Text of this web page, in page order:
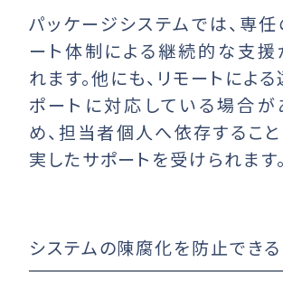
パッケージシステムでは、専
ート体制による継続的な支援
れます。他にも、リモートによ
ポートに対応している場合が
め、担当者個人へ依存するこ
実したサポートを受けられます。
システムの陳腐化を防止できる